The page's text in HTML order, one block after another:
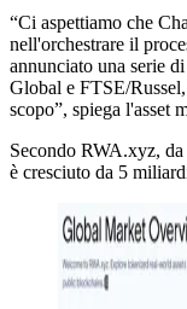
“Ci aspettiamo che
nell'orchestrare il
annunciato una serie
Global e FTSE/
scopo”, spiega l'asset
Secondo RWA.xyz,
è cresciuto da 5